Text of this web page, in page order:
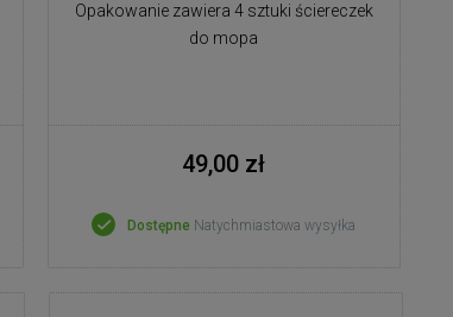
Opakowanie zawiera 4 sztuki ściereczek
do mopa
49,00 zł
Dostępne Natychmiastowa wysyłka